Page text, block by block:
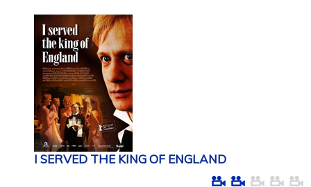
I SERVED THE KING OF ENGLAND